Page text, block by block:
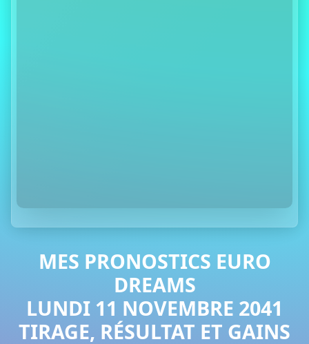
MES PRONOSTICS EURO
DREAMS
LUNDI 11 NOVEMBRE 2041
TIRAGE, RÉSULTAT ET GAINS